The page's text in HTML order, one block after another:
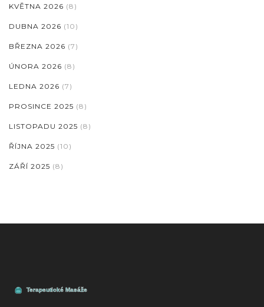
KVĚTNA 2026 (8)
DUBNA 2026 (10)
BŘEZNA 2026 (7)
ÚNORA 2026 (8)
LEDNA 2026 (7)
PROSINCE 2025 (8)
LISTOPADU 2025 (8)
ŘÍJNA 2025 (10)
ZÁŘÍ 2025 (8)